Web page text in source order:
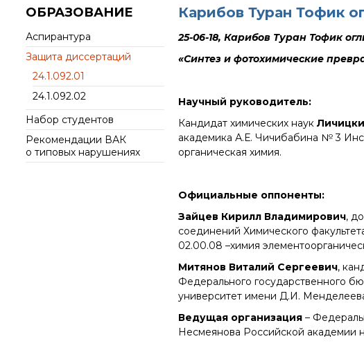
Н. Д. Зелинского
Администрация
института
Научные школы
Подразделения
института
Ученый совет ИОХ РАН
Диссертационные
советы
пользования Института
РАН (ЦКП ИОХ РАН)
Библиотека
Инфоресурсы
Профком
Документы
Контакты
Важнейшие
Научный Совет РАН
по органической
Искусственный
интеллект (ИИ) в химии
Аддитивные
технологии
Электронная
микроскопия
Мероприятия
Конференции
Национальные
проекты России
Крупный научный
Набор
о
ОБРАЗОВАНИЕ
Аспирантура
Защита диссертаций
24.1.092.01
24.1.092.02
Набор студентов
Рекомендации ВАК
о типовых нарушениях
Карибов Туран Тофик
25-06-18, Карибов Туран Тофик
«Синтез и фотохимические
Научный руководитель:
Кандидат химических наук
академика А.Е. Чичибабина № 3
органическая химия.
Официальные оппоненты:
Зайцев Кирилл Владимирович,
соединений Химического
02.00.08 –химия
Митянов Виталий Сергеевич,
Федерального государственного
университет имени Д.И.
Ведущая организация –
Несмеянова Российской